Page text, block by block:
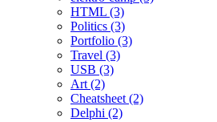
HTML (3)
Politics (3)
Portfolio (3)
Travel (3)
USB (3)
Art (2)
Cheatsheet (2)
Delphi (2)